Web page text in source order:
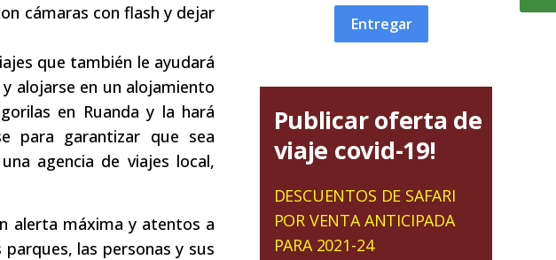
cámaras con flash y dejar
que también le ayudará
alojarse en un alojamiento
en Ruanda y la hará
para garantizar que sea
agencia de viajes local,
alerta máxima y atentos a
las personas y sus
Entregar
Publicar oferta de
viaje covid-19!
DESCUENTOS DE SAFARI
POR VENTA ANTICIPADA
PARA 2021-24